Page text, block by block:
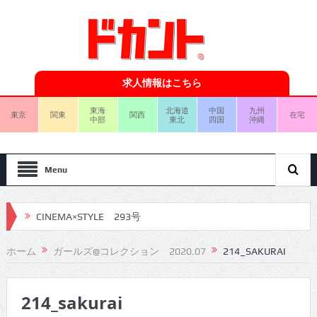
求人情報はこちら
東京 関東
東海
中部
関西
北海道
東北
中国
四国
九州
沖縄
在宅
Menu
CINEMA×STYLE 293号
CINEMA×STYLE 292号
CINEMA×STYLE 291号
CINEMA×STYLE 290号
CINEMA×STYLE 289号
ホーム ガールズ@コレクション 2020.07 214_SAKURAI
214_sakurai